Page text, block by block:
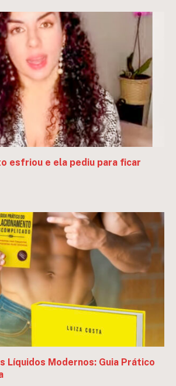
esfriou e ela pediu para ficar
Líquidos Modernos: Guia Prático